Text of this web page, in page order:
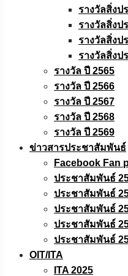
รางวัลสิ่งป
รางวัลสิ่งป
รางวัลสิ่งป
รางวัลสิ่งป
รางวัล ปี 2565
รางวัล ปี 2566
รางวัล ปี 2567
รางวัล ปี 2568
รางวัล ปี 2569
ข่าวสารประชาสัมพันธ์
Facebook Fan
ประชาสัมพันธ์
ประชาสัมพันธ์
ประชาสัมพันธ์
ประชาสัมพันธ์
ประชาสัมพันธ์
OIT/ITA
ITA 2025